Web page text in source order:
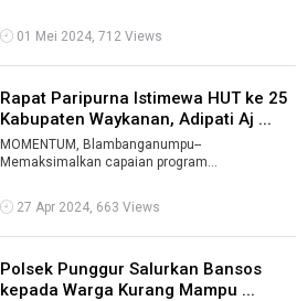
01 Mei 2024, 712 Views
Rapat Paripurna Istimewa HUT ke 25
Kabupaten Waykanan, Adipati Aj ...
MOMENTUM, Blambanganumpu--
Memaksimalkan capaian program
jawab pemerintah. Perlu du ...
27 Apr 2024, 663 Views
Polsek Punggur Salurkan Bansos
kepada Warga Kurang Mampu ...